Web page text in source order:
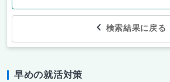
検索結果に戻る
早めの就活対策